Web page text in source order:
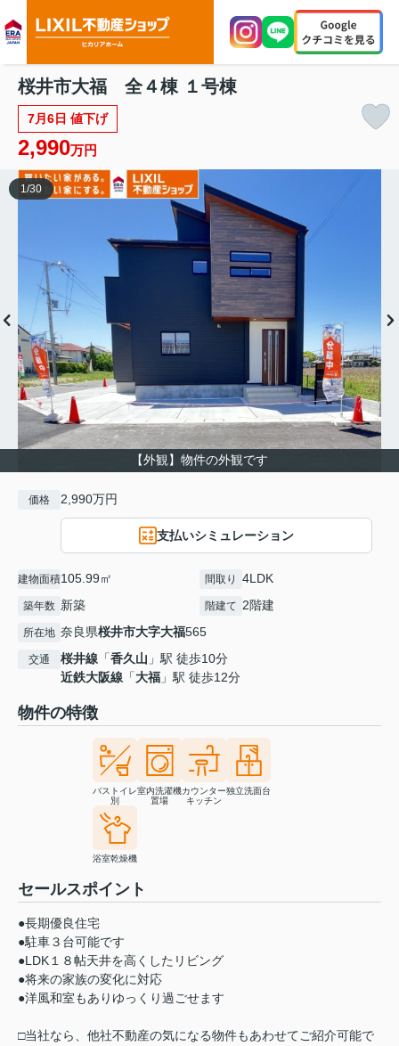
桜井市大福 全４棟 １号棟
7月6日 値下げ
2,990万円
【外観】物件の外観です
1 /30
価格 2,990万円
支払いシミュレーション
建物面積105.99㎡ 間取り 4LDK
築年数 新築 階建て 2階建
所在地 奈良県桜井市大字大福565
交通 桜井線 「香久山 」駅 徒歩10分
近鉄大阪線 「大福 」駅 徒歩12分
物件の特徴
バストイレ
別
室内洗濯機
置場
カウンター
キッチン
独立洗面台
浴室乾燥機
セールスポイント
●長期優良住宅
●駐車３台可能です
●LDK１８帖天井を高くしたリビング
●将来の家族の変化に対応
●洋風和室もありゆっくり過ごせます
□当社なら、他社不動産の気になる物件もあわせてご紹介可能で